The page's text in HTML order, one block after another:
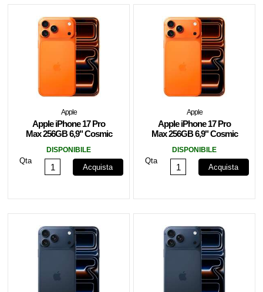
Apple
Apple iPhone 17 Pro
Max 256GB 6,9" Cosmic
DISPONIBILE
Qta
Acquista
Apple
Apple iPhone 17 Pro
Max 256GB 6,9" Cosmic
DISPONIBILE
Qta
Acquista